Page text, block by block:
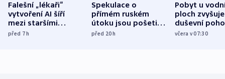
Falešní „lékaři“
vytvoření AI šíří
mezi staršími
Poláky nebezpečné
před 7h
Spekulace o
přímém ruském
útoku jsou pošetilé,
míní estonský
před 20h
Pobyt u
ploch zvyšuje
duševní
ukázala
včera v 07:30